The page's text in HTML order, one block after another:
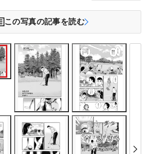
この写真の記事を読む